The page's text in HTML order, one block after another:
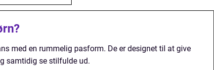
med en rummelig pasform. De er designet til at give
samtidig se stilfulde ud.